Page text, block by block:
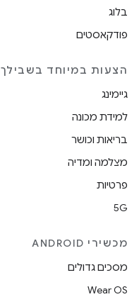
בלוג
פודקאסטים
הצעות במיוחד בשבילך
גיימינג
למידת מכונה
בריאות וכושר
מצלמה ומדיה
פרטיות
5G
מכשירי ANDROID
מסכים גדולים
Wear OS